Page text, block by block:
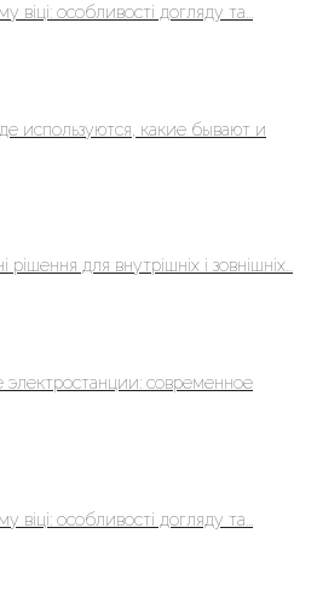
віці: особливості догляду та...
используются, какие бывают и
для внутрішніх і зовнішніх...
современное
особливості догляду та...